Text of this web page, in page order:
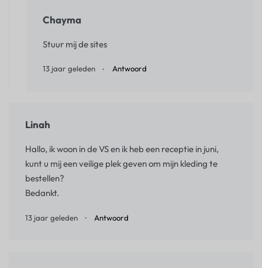
Chayma
Stuur mij de sites
13 jaar geleden Antwoord
Linah
Hallo, ik woon in de VS en ik heb een receptie in juni,
kunt u mij een veilige plek geven om mijn kleding te
bestellen?
Bedankt.
13 jaar geleden Antwoord